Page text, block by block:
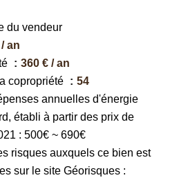
du vendeur
an
360 € / an
copropriété
54
annuelles d'énergie
établi à partir des prix de
: 500€ ~ 690€
risques auxquels ce bien est
sur le site Géorisques :